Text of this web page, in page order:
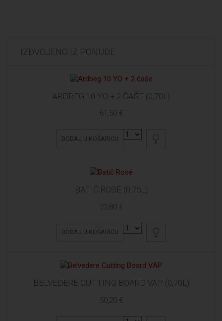
IZDVOJENO IZ PONUDE
ARDBEG 10 YO + 2 ČAŠE (0,70L)
61,50 €
DODAJ U KOŠARICU
BATIČ ROSÉ (0,75L)
22,80 €
DODAJ U KOŠARICU
BELVEDERE CUTTING BOARD VAP (0,70L)
50,20 €